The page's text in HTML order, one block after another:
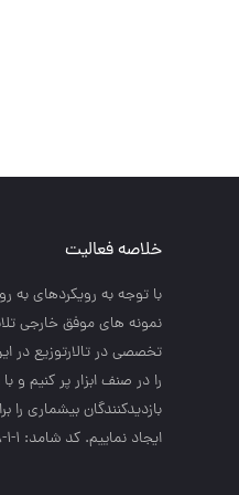
خلاصه فعالیت
با توجه به رويكردهاي به
نمونه هاي موفق خارجي
تخصصي در تالارتوزيع در
را در صنف ابزار پر كنيم
بازديدكنندگان بيشماري
ايجاد نماييم. کد شامد: 1-1-756538-65-0-2